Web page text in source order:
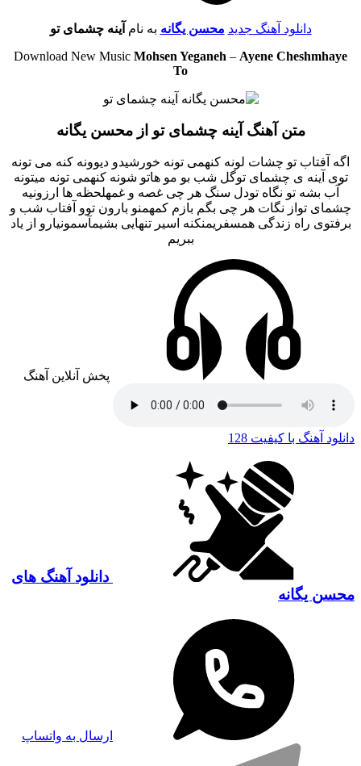
دانلود آهنگ جدید محسن یگانه به نام آینه چشمای تو
Download New Music Mohsen Yeganeh – Ayene Cheshmhaye
To
متن آهنگ آینه چشمای تو از محسن یگانه
اگه آفتاب تو چشات لونه کنهمی تونه خورشیدو دیوونه کنه می تونه
توی آینه ی چشمای توگل شب بو مو هاتو شونه کنهمی تونه میتونه
آب بشه تو نگاه تودل سنگ هر چی غصه و غمهلحظه ها ارزونیه
چشمای تواز نگات هر چی بگم بازم کمهمنو بارون توو آفتاب شب و
برفتوی راه زندگی همسفریمنکنه اسیر تنهایی بشیمآسمونیارو از یاد
ببریم
پخش آنلاین آهنگ
دانلود آهنگ با کیفیت 128
دانلود آهنگ های
محسن یگانه
ارسال به واتساپ